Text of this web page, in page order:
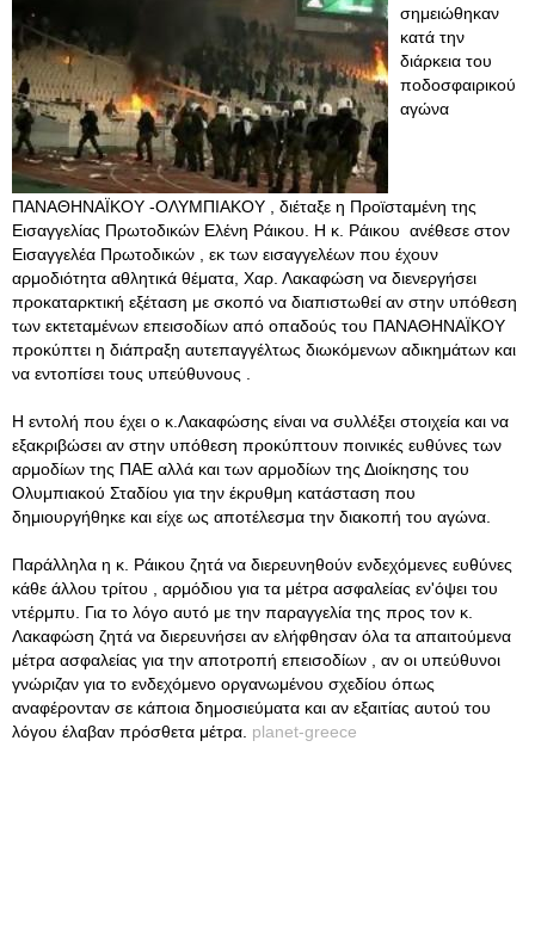
σημειώθηκαν
κατά την
διάρκεια του
ποδοσφαιρικού
αγώνα
ΠΑΝΑΘΗΝΑΪΚΟΥ -ΟΛΥΜΠΙΑΚΟΥ , διέταξε η Προϊσταμένη της
Εισαγγελίας Πρωτοδικών Ελένη Ράικου. Η κ. Ράικου ανέθεσε στον
Εισαγγελέα Πρωτοδικών , εκ των εισαγγελέων που έχουν
αρμοδιότητα αθλητικά θέματα, Χαρ. Λακαφώση να διενεργήσει
προκαταρκτική εξέταση με σκοπό να διαπιστωθεί αν στην υπόθεση
των εκτεταμένων επεισοδίων από οπαδούς του ΠΑΝΑΘΗΝΑΪΚΟΥ
προκύπτει η διάπραξη αυτεπαγγέλτως διωκόμενων αδικημάτων και
να εντοπίσει τους υπεύθυνους .
Η εντολή που έχει ο κ.Λακαφώσης είναι να συλλέξει στοιχεία και να
εξακριβώσει αν στην υπόθεση προκύπτουν ποινικές ευθύνες των
αρμοδίων της ΠΑΕ αλλά και των αρμοδίων της Διοίκησης του
Ολυμπιακού Σταδίου για την έκρυθμη κατάσταση που
δημιουργήθηκε και είχε ως αποτέλεσμα την διακοπή του αγώνα.
Παράλληλα η κ. Ράικου ζητά να διερευνηθούν ενδεχόμενες ευθύνες
κάθε άλλου τρίτου , αρμόδιου για τα μέτρα ασφαλείας εν'όψει του
ντέρμπυ. Για το λόγο αυτό με την παραγγελία της προς τον κ.
Λακαφώση ζητά να διερευνήσει αν ελήφθησαν όλα τα απαιτούμενα
μέτρα ασφαλείας για την αποτροπή επεισοδίων , αν οι υπεύθυνοι
γνώριζαν για το ενδεχόμενο οργανωμένου σχεδίου όπως
αναφέρονταν σε κάποια δημοσιεύματα και αν εξαιτίας αυτού του
λόγου έλαβαν πρόσθετα μέτρα. planet-greece